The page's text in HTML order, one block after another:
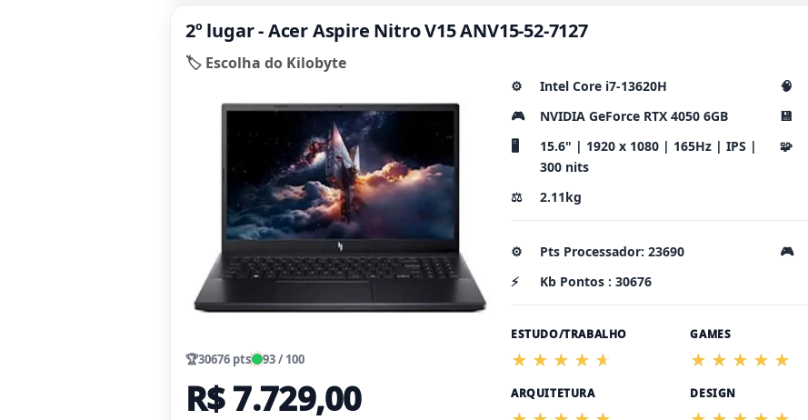
2º lugar - Acer Aspire Nitro V15 ANV15-52-7127
🏷️ Escolha do Kilobyte
🏆30676 pts 93 / 100
R$ 7.729,00
⚙️ Intel Core i7-13620H 🧠
🎮
NVIDIA GeForce RTX 4050 6GB 💾
🖥️
15.6" | 1920 x 1080 | 165Hz | IPS |
300 nits
🧩
⚖️ 2.11kg
⚙️ Pts Processador: 23690 🎮
⚡
Kb Pontos : 30676
ESTUDO/TRABALHO GAMES
ARQUITETURA DESIGN